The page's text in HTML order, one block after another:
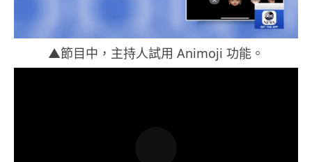
▲節目中，主持人試用 Animoji 功能。